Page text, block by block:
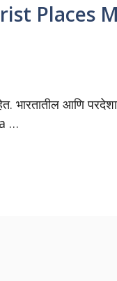
Places
भारतातील आणि
…